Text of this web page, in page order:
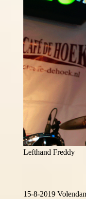
Lefthand Freddy
15-8-2019